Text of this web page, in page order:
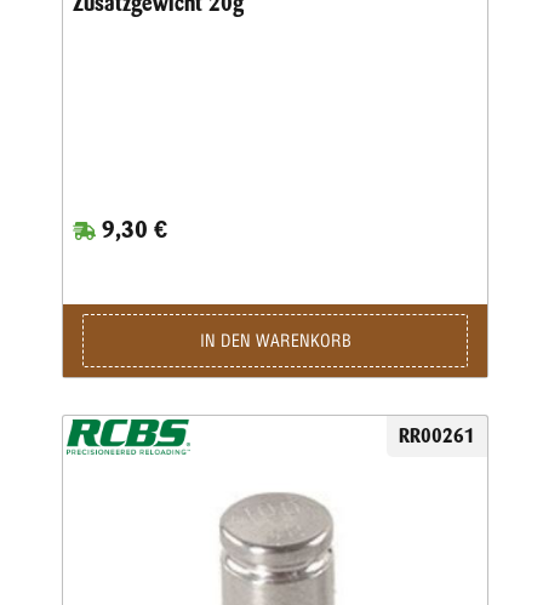
9,30 €
IN DEN WARENKORB
RR00261